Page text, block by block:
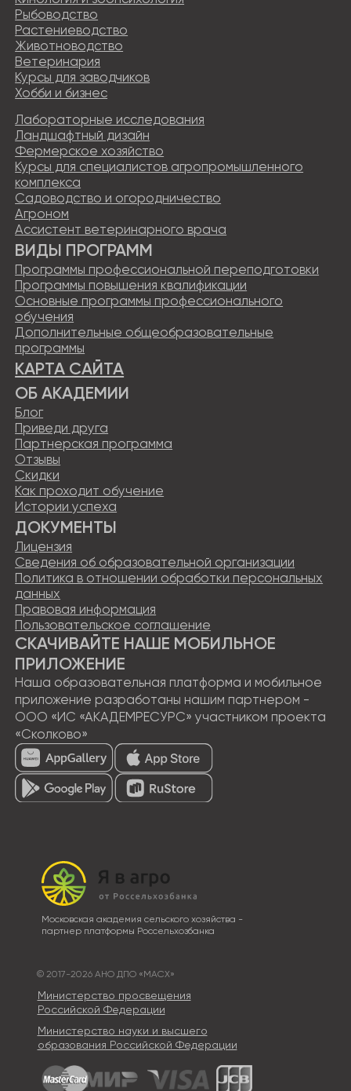
Московская академия сельского хозяйства -
партнер платформы Россельхозбанка
© 2017-2026 АНО ДПО «МАСХ»
Министерство просвещения
Российской Федерации
Министерство науки и высшего
образования Российской Федерации